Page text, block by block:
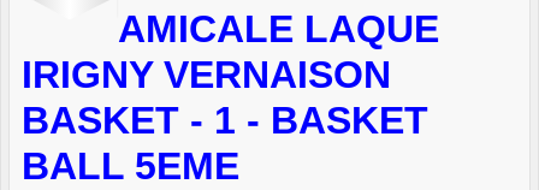
AMICALE LAQUE
IRIGNY VERNAISON
BASKET - 1 - BASKET
BALL 5EME